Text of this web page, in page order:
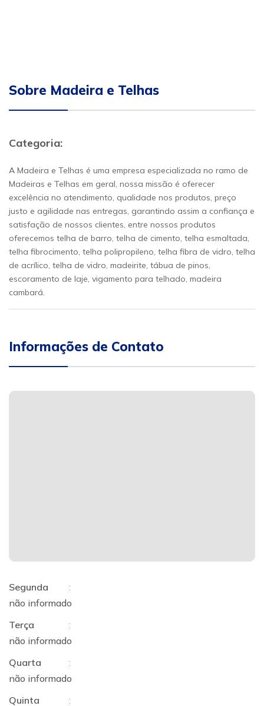
Sobre Madeira e Telhas
Categoria:
A Madeira e Telhas é uma empresa especializada no ramo de
Madeiras e Telhas em geral, nossa missão é oferecer
excelência no atendimento, qualidade nos produtos, preço
justo e agilidade nas entregas, garantindo assim a confiança e
satisfação de nossos clientes, entre nossos produtos
oferecemos telha de barro, telha de cimento, telha esmaltada,
telha fibrocimento, telha polipropileno, telha fibra de vidro, telha
de acrílico, telha de vidro, madeirite, tábua de pinos,
escoramento de laje, vigamento para telhado, madeira
cambará.
Informações de Contato
Segunda
:
não informado
Terça
:
não informado
Quarta
:
não informado
Quinta
: